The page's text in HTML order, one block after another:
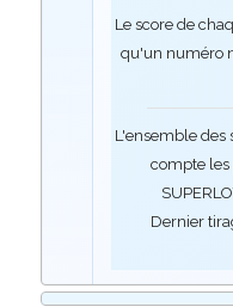
Le score de
qu'un numéro
L'ensemble des
compte les
Dernier